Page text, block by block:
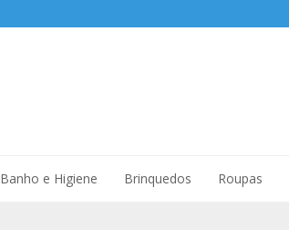
Banho e Higiene Brinquedos Roupas